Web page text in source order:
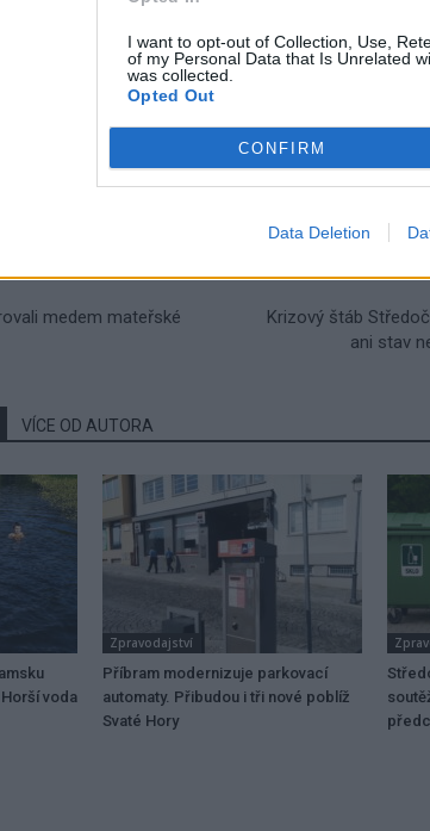
I want to opt-out of Collection, Use,
of my Personal Data that Is Unrelated
was collected.
Opted Out
CONFIRM
Data Deletion
Václavské náměstí Mariánské údolí
Twitter
medem mateřské
Krizový štáb
ani stav
VÍCE OD AUTORA
voda
Zpravodajství
Příbram modernizuje parkovací
automaty. Přibudou i tři nové poblíž
Svaté Hory